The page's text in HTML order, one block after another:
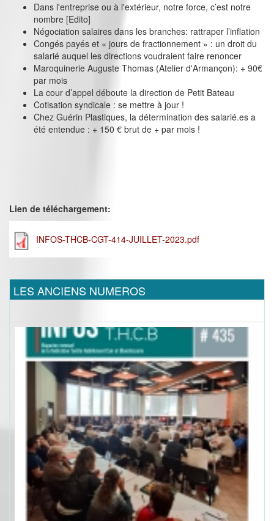
Dans l'entreprise ou à l'extérieur, notre force, c’est notre
nombre [Edito]
Négociation salaires dans les branches: rattraper l’inflation
Congés payés et « jours de fractionnement » : un droit du
salarié auquel les directions voudraient faire renoncer
Maroquinerie Auguste Thomas (Atelier d'Armançon): + 90€
par mois
La cour d’appel déboute la direction de Petit Bateau
Cotisation syndicale : se mettre à jour !
Chez Guérin Plastiques, la détermination des salarié.es a
été entendue : + 150 € brut de + par mois !
Lien de téléchargement:
INFOS-THCB-CGT-414-JUILLET-2023.pdf
LES ANCIENS NUMEROS